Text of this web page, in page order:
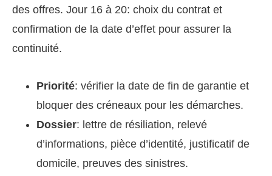
des offres. Jour 16 à 20: choix du contrat et
confirmation de la date d’effet pour assurer la
continuité.
Priorité: vérifier la date de fin de garantie et
bloquer des créneaux pour les démarches.
Dossier: lettre de résiliation, relevé
d’informations, pièce d’identité, justificatif de
domicile, preuves des sinistres.